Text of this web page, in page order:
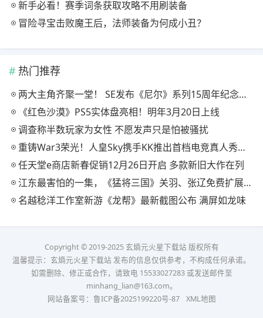
新手必看！赛季词条获取攻略不用刷装备
冒险寻宝击败魔王后，法师装备为何成小丑？
热门推荐
两大主角齐聚一堂！ SE发布《尼尔》系列15周年纪念典藏套装
《红色沙漠》PS5实体盘亮相！明年3月20日上线
调查称半数玩家为女性 不愿发声只是怕被骚扰
重铸War3荣光！人皇Sky携手KK推出首档电竞真人秀《寻找下一个Sky》
任天堂e商店新春促销12月26日开启 多款新旧大作在列
江东最害怕的一集，《猛将三国》关羽、张辽免费扩展包现已上线
名越稔洋工作室新游《龙帮》最新截图公布 满屏如龙味
Copyright © 2019-2025 玄熵元火星下载站 版权所有
温馨提示：玄熵元火星下载站 发布的信息仅供参考，不构成任何承诺。
如需删除、修正或合作，请致电 15533027283 或发送邮件至
minhang_lian@163.com。
网站备案号： 鲁ICP备2025199220号-87 XML地图